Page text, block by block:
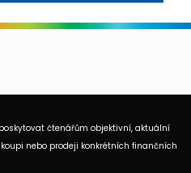
čtenářům objektivní, aktuální
nebo prodeji konkrétních finančních